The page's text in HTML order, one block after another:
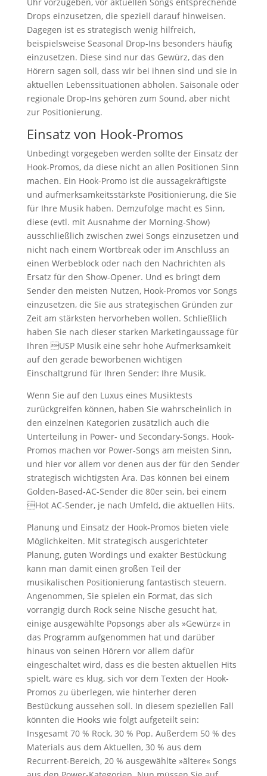
Drops einzusetzen, die speziell darauf hinweisen.
Dagegen ist es strategisch wenig hilfreich,
beispielsweise Seasonal Drop-Ins besonders häufig
einzusetzen. Diese sind nur das Gewürz, das den
Hörern sagen soll, dass wir bei ihnen sind und sie in
aktuellen Lebenssituationen abholen. Saisonale oder
regionale Drop-Ins gehören zum Sound, aber nicht
zur Positionierung.
Einsatz von Hook-Promos
Unbedingt vorgegeben werden sollte der Einsatz der
Hook-Promos, da diese nicht an allen Positionen Sinn
machen. Ein Hook-Promo ist die aussagekräftigste
und aufmerksamkeitsstärkste Positionierung, die Sie
für Ihre Musik haben. Demzufolge macht es Sinn,
diese (evtl. mit Ausnahme der Morning-Show)
ausschließlich zwischen zwei Songs einzusetzen und
nicht nach einem Wortbreak oder im Anschluss an
einen Werbeblock oder nach den Nachrichten als
Ersatz für den Show-Opener. Und es bringt dem
Sender den meisten Nutzen, Hook-Promos vor Songs
einzusetzen, die Sie aus strategischen Gründen zur
Zeit am stärksten hervorheben wollen. Schließlich
haben Sie nach dieser starken Marketingaussage für
Ihren USP Musik eine sehr hohe Aufmerksamkeit
auf den gerade beworbenen wichtigen
Einschaltgrund für Ihren Sender: Ihre Musik.
Wenn Sie auf den Luxus eines Musiktests
zurückgreifen können, haben Sie wahrscheinlich in
den einzelnen Kategorien zusätzlich auch die
Unterteilung in Power- und Secondary-Songs. Hook-
Promos machen vor Power-Songs am meisten Sinn,
und hier vor allem vor denen aus der für den Sender
strategisch wichtigsten Ära. Das können bei einem
Golden-Based-AC-Sender die 80er sein, bei einem
Hot AC-Sender, je nach Umfeld, die aktuellen Hits.
Planung und Einsatz der Hook-Promos bieten viele
Möglichkeiten. Mit strategisch ausgerichteter
Planung, guten Wordings und exakter Bestückung
kann man damit einen großen Teil der
musikalischen Positionierung fantastisch steuern.
Angenommen, Sie spielen ein Format, das sich
vorrangig durch Rock seine Nische gesucht hat,
einige ausgewählte Popsongs aber als »Gewürz« in
das Programm aufgenommen hat und darüber
hinaus von seinen Hörern vor allem dafür
eingeschaltet wird, dass es die besten aktuellen Hits
spielt, wäre es klug, sich vor dem Texten der Hook-
Promos zu überlegen, wie hinterher deren
Bestückung aussehen soll. In diesem speziellen Fall
könnten die Hooks wie folgt aufgeteilt sein:
Insgesamt 70 % Rock, 30 % Pop. Außerdem 50 % des
Materials aus dem Aktuellen, 30 % aus dem
Recurrent-Bereich, 20 % ausgewählte »ältere« Songs